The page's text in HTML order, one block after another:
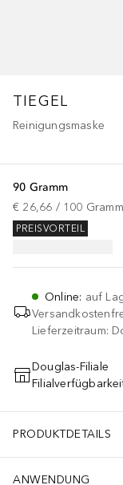
TIEGEL
Reinigungsmaske
90 Gramm
€ 26,66 / 100 Gramm
PREISVORTEIL
Online: auf
Lieferzeitraum:
Douglas-Filiale
PRODUKTDETAILS
ANWENDUNG